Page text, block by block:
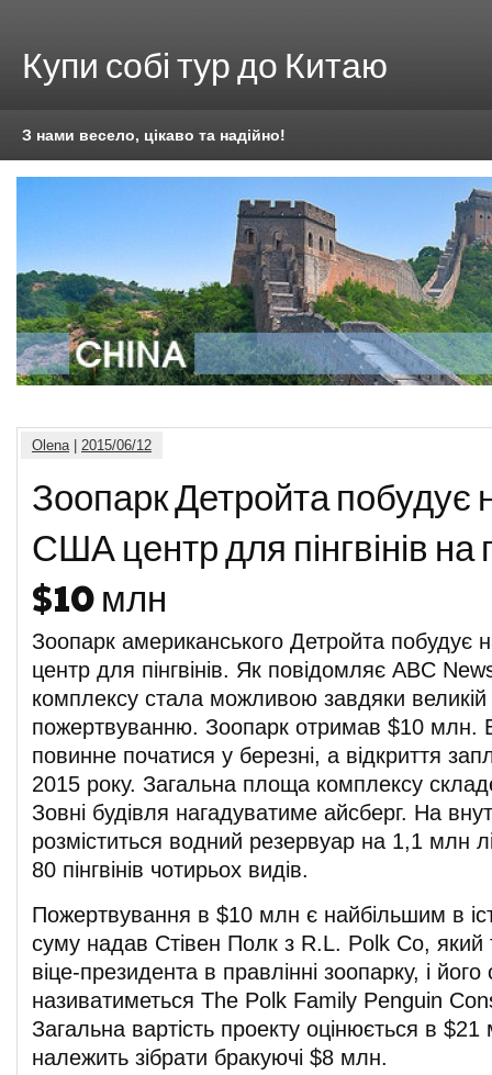
Купи собі тур до Китаю
З нами весело, цікаво та надійно!
Olena| 2015/06/12
Зоопарк Детройта побудує
США центр для пінгвінів на
$10 млн
Зоопарк американського Детройта
центр для пінгвінів. Як повідомляє ABC
комплексу стала можливою завдяки великій
пожертвуванню. Зоопарк отримав $10 млн.
повинне початися у березні, а відкриття
2015 року. Загальна площа комплексу
Зовні будівля нагадуватиме айсберг. На
розміститься водний резервуар на 1,1 млн
80 пінгвінів чотирьох видів.
Пожертвування в $10 млн є найбільшим в
суму надав Стівен Полк з R.L. Polk Co, який
віце-президента в правлінні зоопарку, і
називатиметься The Polk Family Penguin
Загальна вартість проекту оцінюється в
належить зібрати бракуючі $8 млн.